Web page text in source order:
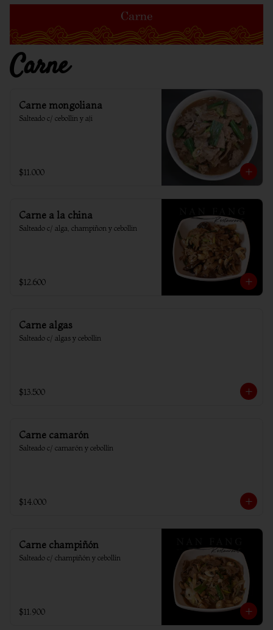
Carne
Carne mongoliana
Salteado c/ cebollin y aji
$11.000
Carne a la china
Salteado c/ alga, champiñon y cebollin
$12.600
Carne algas
Salteado c/ algas y cebollin
$13.500
Carne camarón
Salteado c/ camarón y cebollín
$14.000
Carne champiñón
Salteado c/ champiñón y cebollín
$11.900